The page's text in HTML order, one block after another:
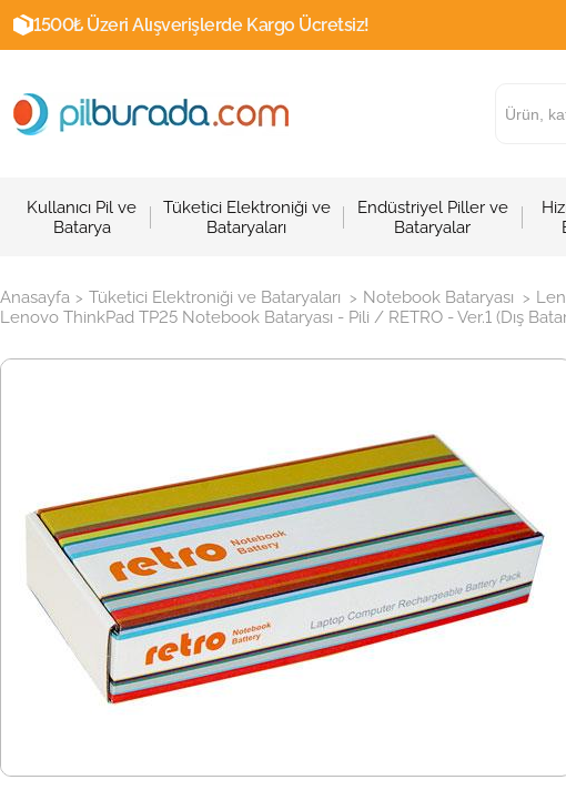
1500₺ Üzeri Alışverişlerde Kargo Ücretsiz!
Kullanıcı Pil ve
Batarya
Tüketici Elektroniği ve
Bataryaları
Endüstriyel Piller ve
Bataryalar
Anasayfa > Tüketici Elektroniği ve Bataryaları > Notebook Bataryası >
Lenovo ThinkPad TP25 Notebook Bataryası - Pili / RETRO - Ver.1 (Dış